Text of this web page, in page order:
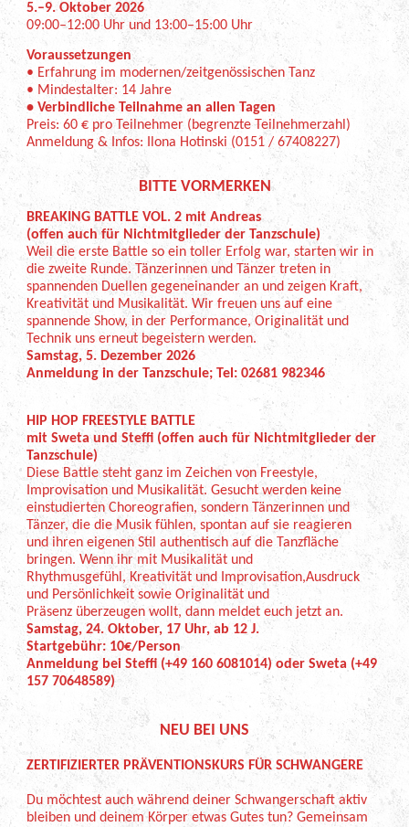
5.–9. Oktober 2026
09:00–12:00 Uhr und 13:00–15:00 Uhr
Voraussetzungen
• Erfahrung im modernen/zeitgenössischen Tanz
• Mindestalter: 14 Jahre
• Verbindliche Teilnahme an allen Tagen
Preis: 60 € pro Teilnehmer (begrenzte Teilnehmerzahl)
Anmeldung & Infos: Ilona Hotinski (0151 / 67408227)
BITTE VORMERKEN
BREAKING BATTLE VOL. 2 mit Andreas
(offen auch für Nichtmitglieder der Tanzschule)
Weil die erste Battle so ein toller Erfolg war, starten wir in
die zweite Runde. Tänzerinnen und Tänzer treten in
spannenden Duellen gegeneinander an und zeigen Kraft,
Kreativität und Musikalität. Wir freuen uns auf eine
spannende Show, in der Performance, Originalität und
Technik uns erneut begeistern werden.
Samstag, 5. Dezember 2026
Anmeldung in der Tanzschule; Tel: 02681 982346
HIP HOP FREESTYLE BATTLE
mit Sweta und Steffi (offen auch für Nichtmitglieder der
Tanzschule)
Diese Battle steht ganz im Zeichen von Freestyle,
Improvisation und Musikalität. Gesucht werden keine
einstudierten Choreografien, sondern Tänzerinnen und
Tänzer, die die Musik fühlen, spontan auf sie reagieren
und ihren eigenen Stil authentisch auf die Tanzfläche
bringen. Wenn ihr mit Musikalität und
Rhythmusgefühl, Kreativität und Improvisation,Ausdruck
und Persönlichkeit sowie Originalität und
Präsenz überzeugen wollt, dann meldet euch jetzt an.
Samstag, 24. Oktober, 17 Uhr, ab 12 J.
Startgebühr: 10€/Person
Anmeldung bei Steffi (+49 160 6081014) oder Sweta (+49
157 70648589)
NEU BEI UNS
ZERTIFIZIERTER PRÄVENTIONSKURS FÜR SCHWANGERE
Du möchtest auch während deiner Schwangerschaft aktiv
bleiben und deinem Körper etwas Gutes tun? Gemeinsam